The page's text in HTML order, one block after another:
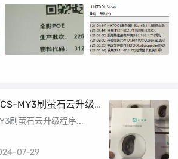
MY3刷萤石云升级
刷萤石云升级程序...
07-29